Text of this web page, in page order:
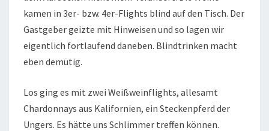
kamen in 3er- bzw. 4er-Flights blind auf den Tisch. Der
Gastgeber geizte mit Hinweisen und so lagen wir
eigentlich fortlaufend daneben. Blindtrinken macht
eben demütig.
Los ging es mit zwei Weißweinflights, allesamt
Chardonnays aus Kalifornien, ein Steckenpferd der
Ungers. Es hätte uns Schlimmer treffen können.